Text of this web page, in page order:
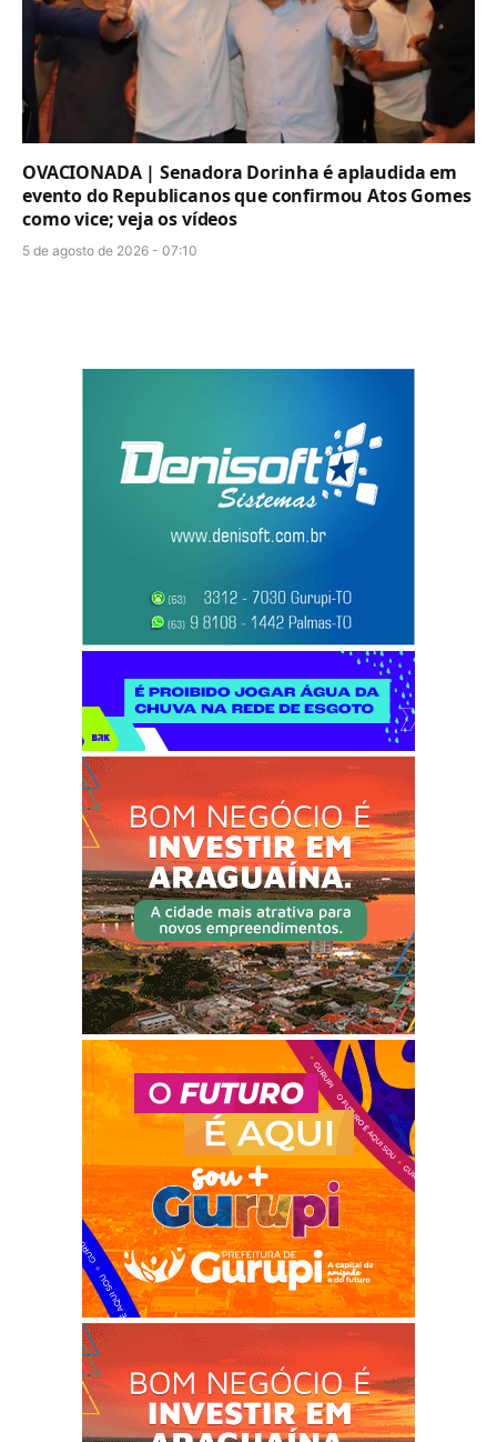
OVACIONADA | Senadora Dorinha é aplaudida em
evento do Republicanos que confirmou Atos Gomes
como vice; veja os vídeos
5 de agosto de 2026 - 07:10